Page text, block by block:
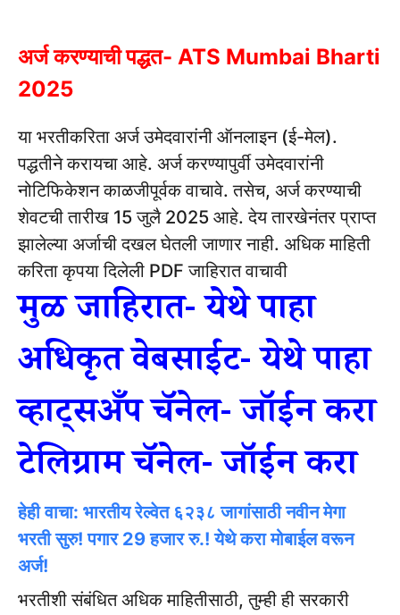
अर्ज करण्याची पद्धत- ATS Mumbai Bharti
2025
या भरतीकरिता अर्ज उमेदवारांनी ऑनलाइन (ई-मेल).
पद्धतीने करायचा आहे. अर्ज करण्यापुर्वी उमेदवारांनी
नोटिफिकेशन काळजीपूर्वक वाचावे.तसेच, अर्ज करण्याची
शेवटची तारीख 15 जुलै 2025 आहे.देय तारखेनंतर प्राप्त
झालेल्या अर्जाची दखल घेतली जाणार नाही. अधिक माहिती
करिता कृपया दिलेली PDF जाहिरात वाचावी
मुळ जाहिरात- येथे पाहा
अधिकृत वेबसाईट- येथे पाहा
व्हाट्सअँप चॅनेल- जॉईन करा
टेलिग्राम चॅनेल- जॉईन करा
हेही वाचा: भारतीय रेल्वेत ६२३८ जागांसाठी नवीन मेगा
भरती सुरु! पगार 29 हजार रु.! येथे करा मोबाईल वरून
अर्ज!
भरतीशी संबंधित अधिक माहितीसाठी, तुम्ही ही सरकारी